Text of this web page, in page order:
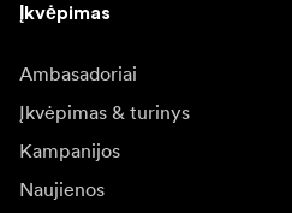
Įkvėpimas
Ambasadoriai
Įkvėpimas & turinys
Kampanijos
Naujienos